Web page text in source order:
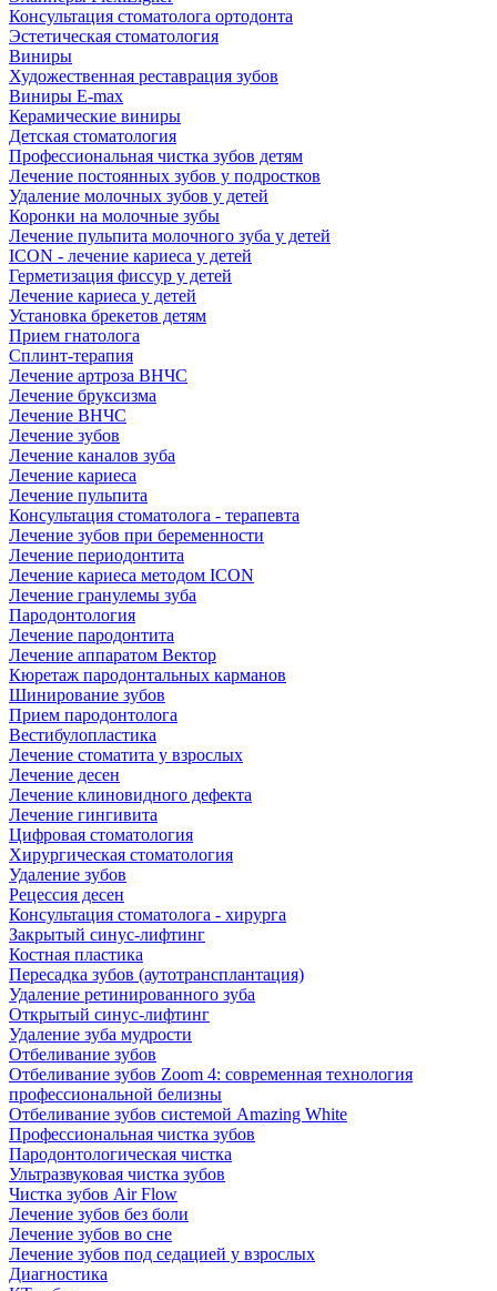
Консультация стоматолога ортодонта
Эстетическая стоматология
Виниры
Художественная реставрация зубов
Виниры E-max
Керамические виниры
Детская стоматология
Профессиональная чистка зубов детям
Лечение постоянных зубов у подростков
Удаление молочных зубов у детей
Коронки на молочные зубы
Лечение пульпита молочного зуба у детей
ICON - лечение кариеса у детей
Герметизация фиссур у детей
Лечение кариеса у детей
Установка брекетов детям
Прием гнатолога
Сплинт-терапия
Лечение артроза ВНЧС
Лечение бруксизма
Лечение ВНЧС
Лечение зубов
Лечение каналов зуба
Лечение кариеса
Лечение пульпита
Консультация стоматолога - терапевта
Лечение зубов при беременности
Лечение периодонтита
Лечение кариеса методом ICON
Лечение гранулемы зуба
Пародонтология
Лечение пародонтита
Лечение аппаратом Вектор
Кюретаж пародонтальных карманов
Шинирование зубов
Прием пародонтолога
Вестибулопластика
Лечение стоматита у взрослых
Лечение десен
Лечение клиновидного дефекта
Лечение гингивита
Цифровая стоматология
Хирургическая стоматология
Удаление зубов
Рецессия десен
Консультация стоматолога - хирурга
Закрытый синус-лифтинг
Костная пластика
Пересадка зубов (аутотрансплантация)
Удаление ретинированного зуба
Открытый синус-лифтинг
Удаление зуба мудрости
Отбеливание зубов
Отбеливание зубов Zoom 4: современная технология
профессиональной белизны
Отбеливание зубов системой Amazing White
Профессиональная чистка зубов
Пародонтологическая чистка
Ультразвуковая чистка зубов
Чистка зубов Air Flow
Лечение зубов без боли
Лечение зубов во сне
Лечение зубов под седацией у взрослых
Диагностика